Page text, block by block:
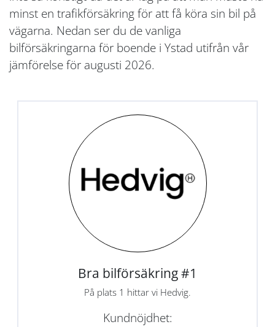
minst en trafikförsäkring för att få köra sin bil på
vägarna. Nedan ser du de vanliga
bilförsäkringarna för boende i Ystad utifrån vår
jämförelse för augusti 2026.
Bra bilförsäkring #1
På plats 1 hittar vi Hedvig.
Kundnöjdhet: